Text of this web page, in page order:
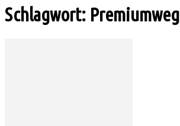
Schlagwort: Premiumweg